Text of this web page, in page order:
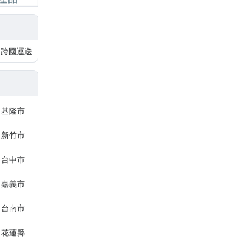
跨國運送
基隆市
新竹市
台中市
嘉義市
台南市
花蓮縣